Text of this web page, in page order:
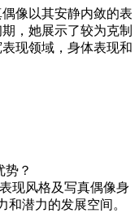
像以其安静内敛的表
，她展示了较为克制
现领域，身体表现和
势？
现风格及写真偶像身
潜力的发展空间。